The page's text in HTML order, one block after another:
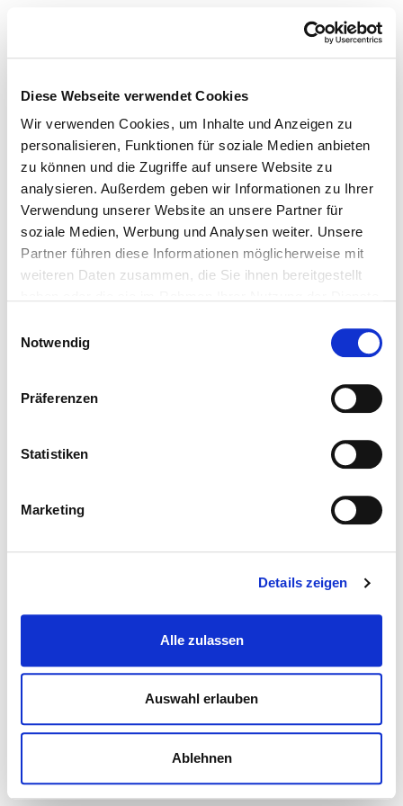
Diese Webseite verwendet Cookies
Wir verwenden Cookies, um Inhalte und Anzeigen zu
personalisieren, Funktionen für soziale Medien anbieten
zu können und die Zugriffe auf unsere Website zu
analysieren. Außerdem geben wir Informationen zu Ihrer
Verwendung unserer Website an unsere Partner für
soziale Medien, Werbung und Analysen weiter. Unsere
Partner führen diese Informationen möglicherweise mit
weiteren Daten zusammen, die Sie ihnen bereitgestellt
Notwendig
Präferenzen
Statistiken
Marketing
Details zeigen
Alle zulassen
Auswahl erlauben
Ablehnen